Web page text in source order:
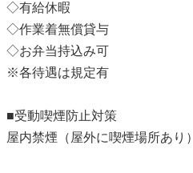
◇有給休暇
◇作業着無償貸与
◇お弁当持込み可
※各待遇は規定有
■受動喫煙防止対策
屋内禁煙（屋外に喫煙場所あり）